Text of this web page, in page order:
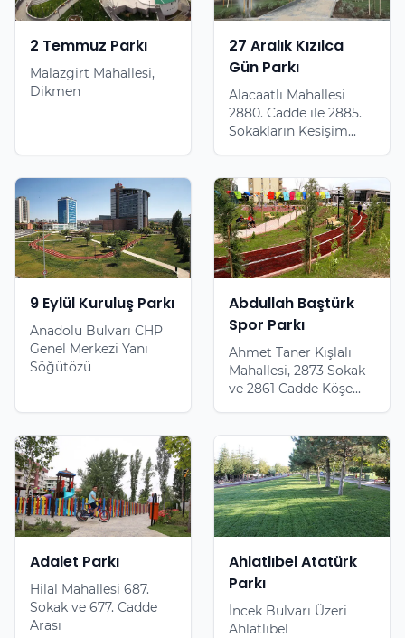
2 Temmuz Parkı
Malazgirt Mahallesi,
Dikmen
27 Aralık Kızılca
Gün Parkı
Alacaatlı Mahallesi
2880. Cadde ile 2885.
Sokakların Kesişim...
9 Eylül Kuruluş Parkı
Anadolu Bulvarı CHP
Genel Merkezi Yanı
Söğütözü
Abdullah Baştürk
Spor Parkı
Ahmet Taner Kışlalı
Mahallesi, 2873 Sokak
ve 2861 Cadde Köşe...
Adalet Parkı
Hilal Mahallesi 687.
Sokak ve 677. Cadde
Arası
Ahlatlıbel Atatürk
Parkı
İncek Bulvarı Üzeri
Ahlatlıbel